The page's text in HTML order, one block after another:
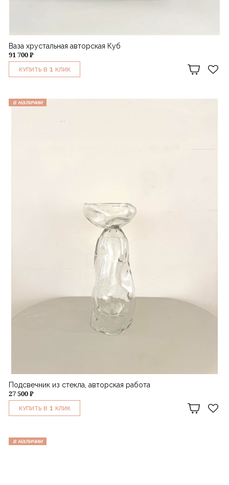
Ваза хрустальная авторская Куб
91 700 ₽
КУПИТЬ В 1 КЛИК
в наличии
Подсвечник из стекла, авторская работа
27 500 ₽
КУПИТЬ В 1 КЛИК
в наличии